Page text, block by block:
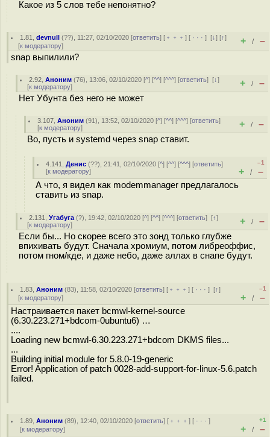
Какое из 5 слов тебе непонятно?
1.81 ,devnull (??), 11:27, 02/10/2020 [ответить] [ ﹢﹢﹢] [ · · ·][↓] [↑]
[к модератору] + / –
snap выпилили?
2.92 ,Аноним (76), 13:06, 02/10/2020 [^] [^^] [^^^] [ответить][↓]
[к модератору] + / –
Нет Убунта без него не может
3.107 ,Аноним (91), 13:52, 02/10/2020 [^] [^^] [^^^] [ответить]
[к модератору] + / –
Во, пусть и systemd через snap ставит.
4.141 ,Денис (??), 21:41, 02/10/2020 [^] [^^] [^^^] [ответить]
[к модератору]
–1
+ / –
А что, я видел как modemmanager предлагалось
ставить из snap.
2.131 ,Угабуга (?), 19:42, 02/10/2020 [^] [^^] [^^^] [ответить][↑]
[к модератору] + / –
Если бы... Но скорее всего это зонд только глубже
впихивать будут. Сначала хромиум, потом либреоффис,
потом гном/кде, и даже небо, даже аллах в снапе будут.
1.83 ,Аноним (83), 11:58, 02/10/2020 [ответить] [ ﹢﹢﹢] [ · · ·][↑]
[к модератору]
–1
+ / –
Настраивается пакет bcmwl-kernel-source
(6.30.223.271+bdcom-0ubuntu6) …
....
Loading new bcmwl-6.30.223.271+bdcom DKMS files...
...
Building initial module for 5.8.0-19-generic
Error! Application of patch 0028-add-support-for-linux-5.6.patch
failed.
1.89 ,Аноним (89), 12:40, 02/10/2020 [ответить] [ ﹢﹢﹢] [ · · ·]
[к модератору]
+1
+ / –